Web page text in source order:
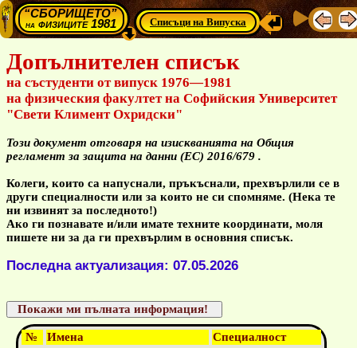
“СБОРИЩЕТО”
нафизиците 1981 Списъци на Випуска
Допълнителен списък
на състуденти от випуск 1976—1981
на физическия факултет на Софийския Университет
"Свети Климент Охридски"
Този документ отговаря на изискванията на Общия
регламент за защита на данни (ЕС) 2016/679 .
Колеги, които са напуснали, пръкъснали, прехвърлили се в
други специалности или за които не си спомняме. (Нека те
ни извинят за последното!)
Ако ги познавате и/или имате техните координати, моля
пишете ни за да ги прехвърлим в основния списък.
Последна актуализация: 07.05.2026
№ Имена
Специалност